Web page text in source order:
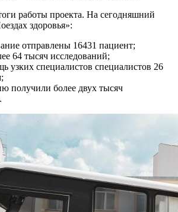
работы проекта. На сегодняшний
здоровья»:
отправлены 16431 пациент;
64 тысяч исследований;
узких специалистов специалистов 26
получили более двух тысяч